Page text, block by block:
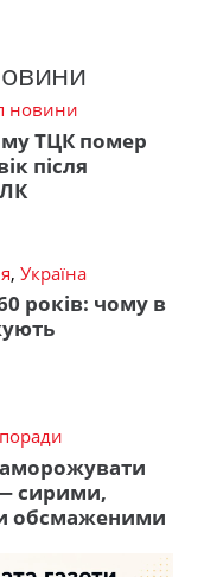
новини
ТЦК помер
після
, Україна
років: чому в
сирими,
обсмаженими